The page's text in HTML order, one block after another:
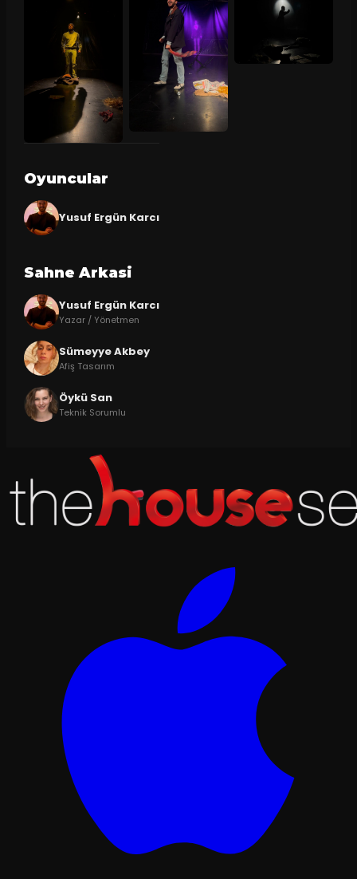
Oyuncular
Yusuf Ergün Karcı
Sahne Arkasi
Yusuf Ergün Karcı
Yazar / Yönetmen
Sümeyye Akbey
Afiş Tasarım
Öykü San
Teknik Sorumlu